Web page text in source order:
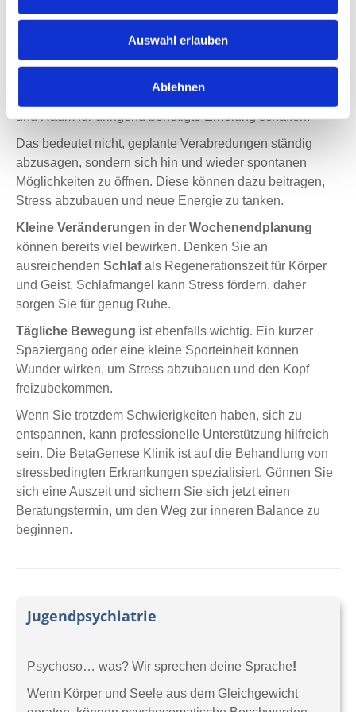
Auswahl erlauben
Ablehnen
allen Nähten platzt? Die Antwort könnte in einem
einfachen Prinzip liegen:
Spontanität
Anstatt jede freie Minute im Voraus zu verplanen, sollten
und Raum für dringend benötigte Erholung schaffen.
Das bedeutet nicht, geplante Verabredungen ständig
abzusagen, sondern sich hin und wieder spontanen
Möglichkeiten zu öffnen. Diese können dazu beitragen,
Stress abzubauen und neue Energie zu tanken.
Kleine Veränderungen in der Wochenendplanung
können bereits viel bewirken. Denken Sie an
ausreichenden Schlafals Regenerationszeit für Körper
und Geist. Schlafmangel kann Stress fördern, daher
sorgen Sie für genug Ruhe.
Tägliche Bewegung ist ebenfalls wichtig. Ein kurzer
Spaziergang oder eine kleine Sporteinheit können
Wunder wirken, um Stress abzubauen und den Kopf
freizubekommen.
Wenn Sie trotzdem Schwierigkeiten haben, sich zu
entspannen, kann professionelle Unterstützung hilfreich
sein. Die BetaGenese Klinik ist auf die Behandlung von
stressbedingten Erkrankungen spezialisiert. Gönnen Sie
sich eine Auszeit und sichern Sie sich jetzt einen
Beratungstermin, um den Weg zur inneren Balance zu
beginnen.
Jugendpsychiatrie
Psychoso… was? Wir sprechen deine Sprache!
Wenn Körper und Seele aus dem Gleichgewicht